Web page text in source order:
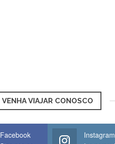
VENHA VIAJAR CONOSCO
Facebook Instagram